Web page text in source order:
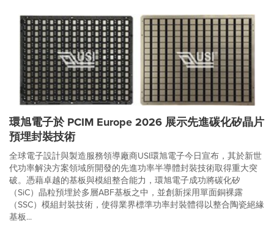
環旭電子於 PCIM Europe 2026 展示先進碳化矽晶片
預埋封裝技術
全球電子設計與製造服務領導廠商USI環旭電子今日宣布，其於新世
代功率解決方案領域所開發的先進功率半導體封裝技術取得重大突
破。憑藉卓越的基板與模組整合能力，環旭電子成功將碳化矽
（SiC）晶粒預埋於多層ABF基板之中，並創新採用單面銅裸露
（SSC）模組封裝技術，使得業界標準功率封裝體得以整合陶瓷絕緣
基板...